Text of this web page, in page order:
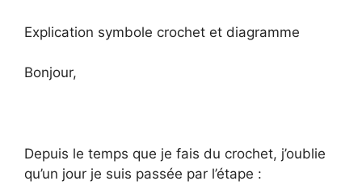
Explication symbole crochet et diagramme
Bonjour,
Depuis le temps que je fais du crochet, j’oublie
qu’un jour je suis passée par l’étape :